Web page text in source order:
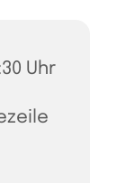
Uhr